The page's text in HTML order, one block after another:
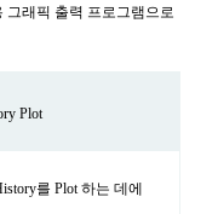
그래픽 출력 프로그램으로
Plot
를 Plot 하는 데에